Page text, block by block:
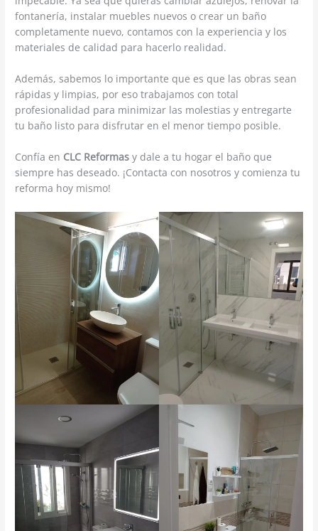
fontanería, instalar muebles nuevos o crear un baño
completamente nuevo, contamos con la experiencia y los
materiales de calidad para hacerlo realidad.
Además, sabemos lo importante que es que las obras sean
rápidas y limpias, por eso trabajamos con total
profesionalidad para minimizar las molestias y entregarte
tu baño listo para disfrutar en el menor tiempo posible.
Confía en CLC Reformas y dale a tu hogar el baño que
siempre has deseado. ¡Contacta con nosotros y comienza tu
reforma hoy mismo!